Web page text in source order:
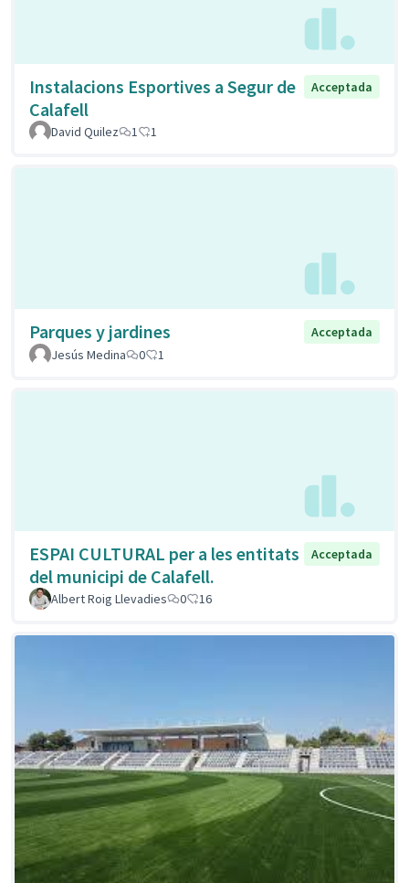
Instalacions Esportives a Segur de
Calafell
Acceptada
David Quilez 1 1
Parques y jardines
Acceptada
Jesús Medina
0 1
ESPAI CULTURAL per a les entitats
del municipi de Calafell.
Acceptada
Albert Roig Llevadies 0 16